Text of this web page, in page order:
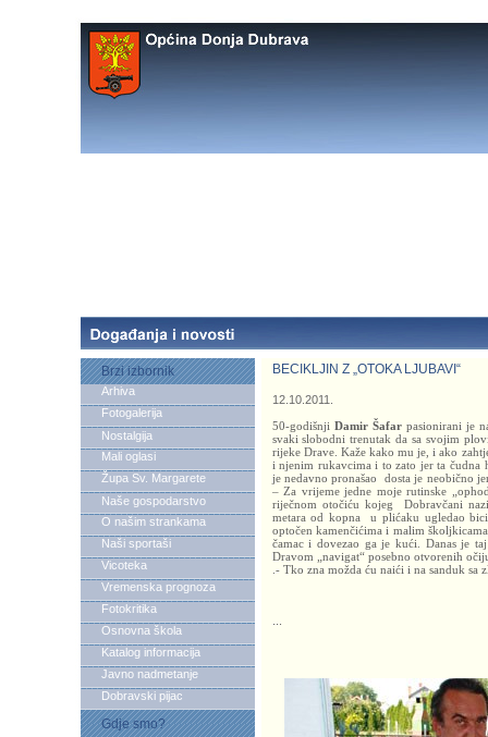
Brzi izbornik
Arhiva
Fotogalerija
Nostalgija
Mali oglasi
Župa Sv. Margarete
Naše gospodarstvo
O našim strankama
Naši sportaši
Vicoteka
Vremenska prognoza
Fotokritika
Osnovna škola
Katalog informacija
Javno nadmetanje
Dobravski pijac
Gdje smo?
BECIKLJIN Z „OTOKA LJUBAVI“
12.10.2011.
50-godišnji Damir Šafarpasionirani je
svaki slobodni trenutak da sa svojim
rijeke Drave. Kaže kako mu je, i ako
i njenim rukavcima i to zato jer ta čudna
je nedavno pronašao dosta je neobično
– Za vrijeme jedne moje rutinske
riječnom otočiću kojeg Dobravčani
metara od kopna u plićaku ugledao
optočen kamenčićima i malim
čamac i dovezao ga je kući. Danas je
Dravom „navigat“ posebno otvorenih
.- Tko zna možda ću naići i na sanduk sa